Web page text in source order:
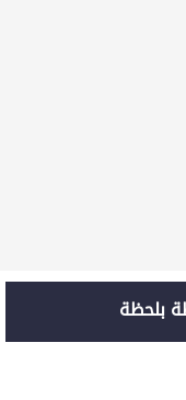
بلحظة